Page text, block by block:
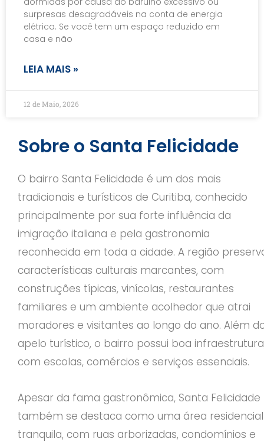
surpresas desagradáveis na conta de energia
elétrica. Se você tem um espaço reduzido em
casa e não
LEIA MAIS »
12 de Maio, 2026
Sobre o Santa Felicidade
O bairro Santa Felicidade é um dos mais
tradicionais e turísticos de Curitiba, conhecido
principalmente por sua forte influência da
imigração italiana e pela gastronomia
reconhecida em toda a cidade. A região
características culturais marcantes, com
construções típicas, vinícolas, restaurantes
familiares e um ambiente acolhedor que atrai
moradores e visitantes ao longo do ano. Além
apelo turístico, o bairro possui boa
com escolas, comércios e serviços essenciais.
Apesar da fama gastronômica, Santa Felicidade
também se destaca como uma área residencial
tranquila, com ruas arborizadas, condomínios e